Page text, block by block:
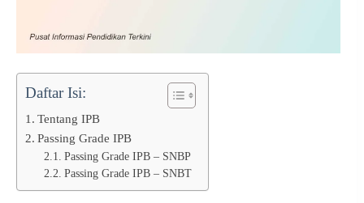
Daftar Isi:
Tentang IPB
Passing Grade IPB
Passing Grade IPB – SNBP
Passing Grade IPB – SNBT